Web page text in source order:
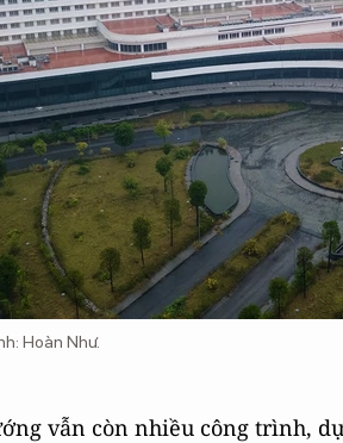
Hoàn Như.
vẫn còn nhiều công trình,